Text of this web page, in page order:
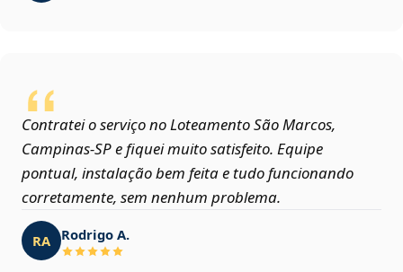
Contratei o serviço no Loteamento São Marcos,
Campinas‑SP e fiquei muito satisfeito. Equipe
pontual, instalação bem feita e tudo funcionando
corretamente, sem nenhum problema.
RA Rodrigo A.